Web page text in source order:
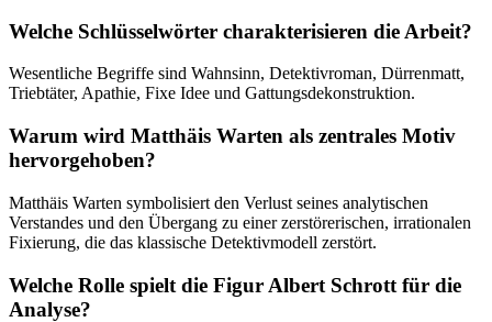
Welche Schlüsselwörter charakterisieren die Arbeit?
Wesentliche Begriffe sind Wahnsinn, Detektivroman, Dürrenmatt,
Triebtäter, Apathie, Fixe Idee und Gattungsdekonstruktion.
Warum wird Matthäis Warten als zentrales Motiv
hervorgehoben?
Matthäis Warten symbolisiert den Verlust seines analytischen
Verstandes und den Übergang zu einer zerstörerischen, irrationalen
Fixierung, die das klassische Detektivmodell zerstört.
Welche Rolle spielt die Figur Albert Schrott für die
Analyse?